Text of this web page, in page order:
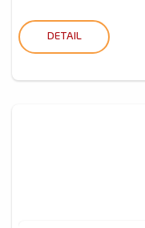
DETAIL